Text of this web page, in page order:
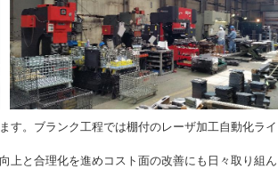
す。ブランク工程では棚付のレーザ加工自動化ライ
上と合理化を進めコスト面の改善にも日々取り組ん